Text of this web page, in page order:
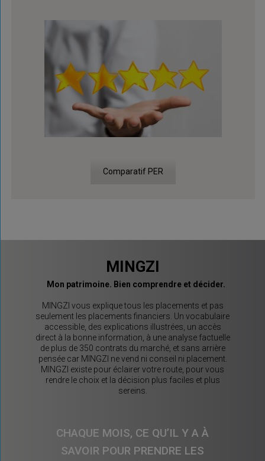
Comparatif PER
MINGZI
Mon patrimoine. Bien comprendre et décider.
MINGZI vous explique tous les placements et pas
seulement les placements financiers. Un vocabulaire
accessible, des explications illustrées, un accès
direct à la bonne information, à une analyse factuelle
de plus de 350 contrats du marché, et sans arrière
pensée car MINGZI ne vend ni conseil ni placement.
MINGZI existe pour éclairer votre route, pour vous
rendre le choix et la décision plus faciles et plus
sereins.
CHAQUE MOIS, CE QU’IL Y A À
SAVOIR POUR PRENDRE LES